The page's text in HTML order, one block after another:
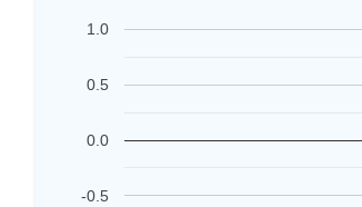
-0.5
0.0
0.5
1.0